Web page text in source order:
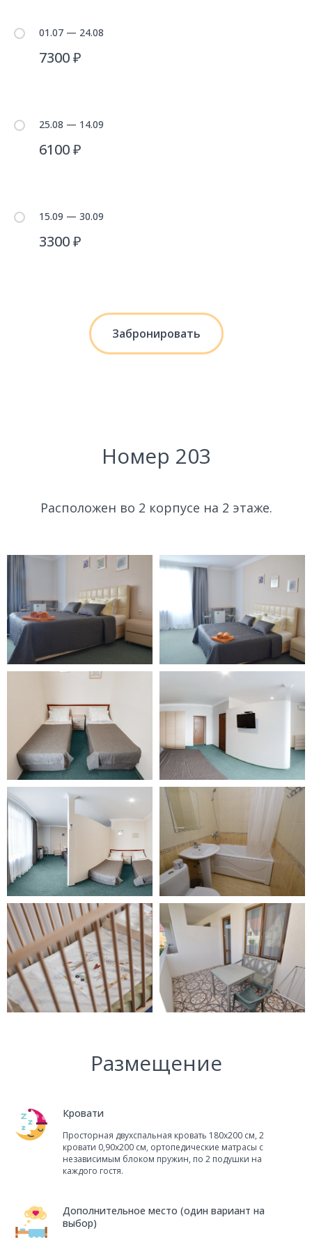
01.07 — 24.08
7300 ₽
25.08 — 14.09
6100 ₽
15.09 — 30.09
3300 ₽
Забронировать
Номер 203
Расположен во 2 корпусе на 2 этаже.
Размещение
Кровати
Просторная двухспальная кровать 180x200 см, 2
кровати 0,90x200 см, ортопедические матрасы с
независимым блоком пружин, по 2 подушки на
каждого гостя.
Дополнительное место (один вариант на
выбор)